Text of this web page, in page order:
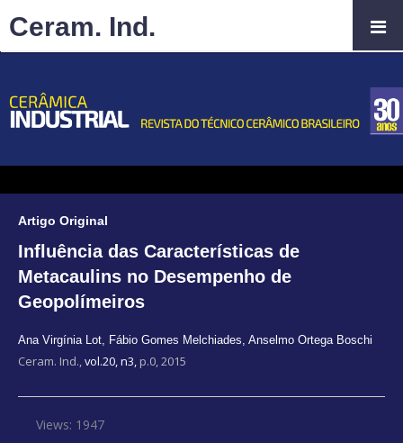
Artigo Original
Influência das Características de
Metacaulins no Desempenho de
Geopolímeiros
Ana Virgínia Lot, Fábio Gomes Melchiades, Anselmo Ortega Boschi
Ceram. Ind.,vol.20, n3, p.0, 2015
Views: 1947
Ceram. Ind.